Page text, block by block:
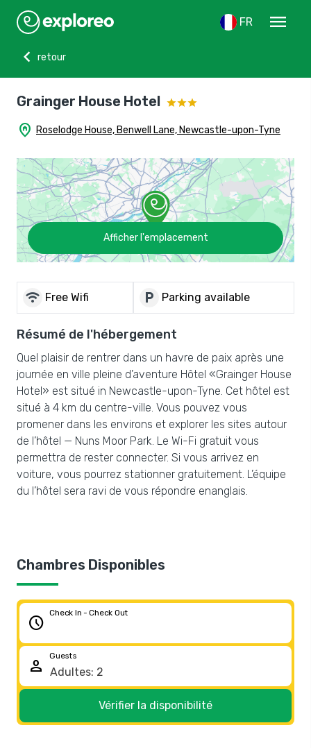
FR
menu
chevron_left
retour
Grainger House Hotel
home_pin Roselodge House, Benwell Lane, Newcastle-upon-Tyne
Afficher l'emplacement
wifi Free Wifi local_parking Parking available
Résumé de l'hébergement
Quel plaisir de rentrer dans un havre de paix après une
journée en ville pleine d’aventure Hôtel «Grainger House
Hotel» est situé in Newcastle-upon-Tyne. Cet hôtel est
situé à 4 km du centre-ville. Vous pouvez vous
promener dans les environs et explorer les sites autour
de l’hôtel — Nuns Moor Park. Le Wi-Fi gratuit vous
permettra de rester connecter. Si vous arrivez en
voiture, vous pourrez stationner gratuitement. L’équipe
du l’hôtel sera ravi de vous répondre enanglais.
Chambres Disponibles
schedule
Check In - Check Out
person
Guests
Vérifier la disponibilité